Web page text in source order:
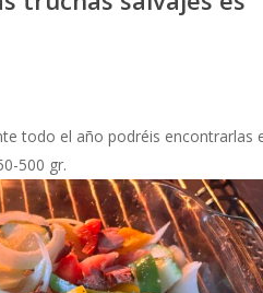
todo el año podréis encontrarlas
500 gr.